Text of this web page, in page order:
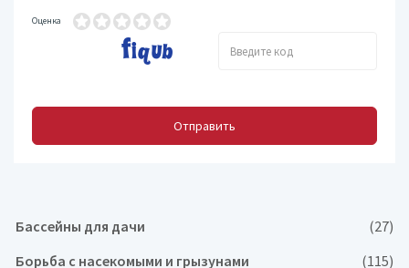
Оценка
Отправить
Бассейны для дачи
(27)
Борьба с насекомыми и грызунами
(115)